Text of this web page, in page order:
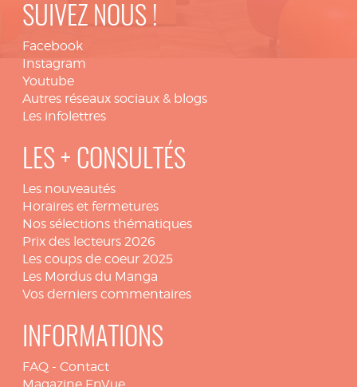
SUIVEZ NOUS !
Facebook
Instagram
Youtube
Autres réseaux sociaux & blogs
Les infolettres
LES + CONSULTÉS
Les nouveautés
Horaires et fermetures
Nos sélections thématiques
Prix des lecteurs 2026
Les coups de coeur 2025
Les Mordus du Manga
Vos derniers commentaires
INFORMATIONS
FAQ - Contact